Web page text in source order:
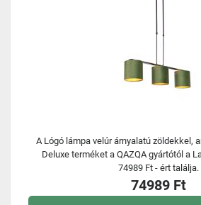
A Lógó lámpa velúr árnyalatú zöldekkel,
Deluxe terméket a QAZQA gyártótól a
74989 Ft - ért találja.
74989 Ft